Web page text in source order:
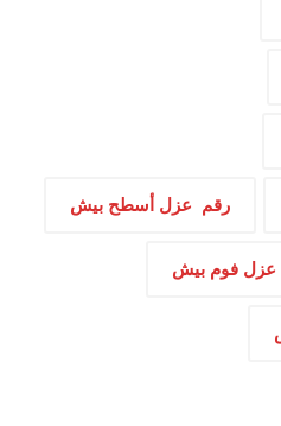
رقم عزل أسطح بيش
عزل فوم بيش